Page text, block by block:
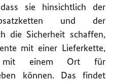
sie hinsichtlich der
und der
die Sicherheit schaffen,
mit einer Lieferkette,
mit einem Ort für
können. Das findet